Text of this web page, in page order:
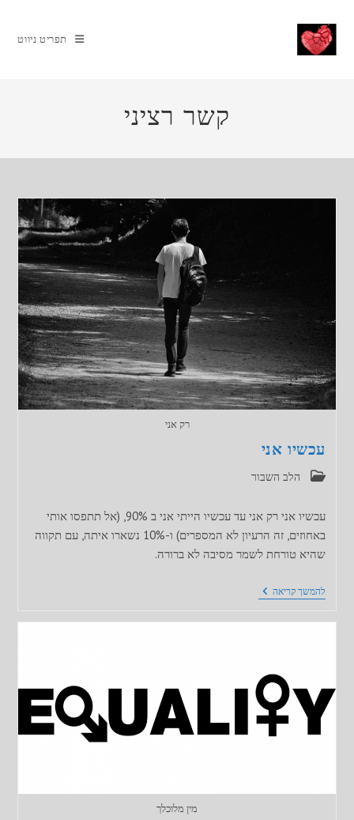
content
תפריט ניווט
קשר רציני
רק אני
עכשיו אני
קטגוריה:הלב השבור
עכשיו אני רק אני עד עכשיו הייתי אני ב 90%, (אל תתפסו אותי
באחוזים, זה הרעיון לא המספרים) ו-10% נשארו איתה, עם תקווה
שהיא טורחת לשמר מסיבה לא ברורה.
להמשך קריאהעכשיו
אני
מין מלוכלך